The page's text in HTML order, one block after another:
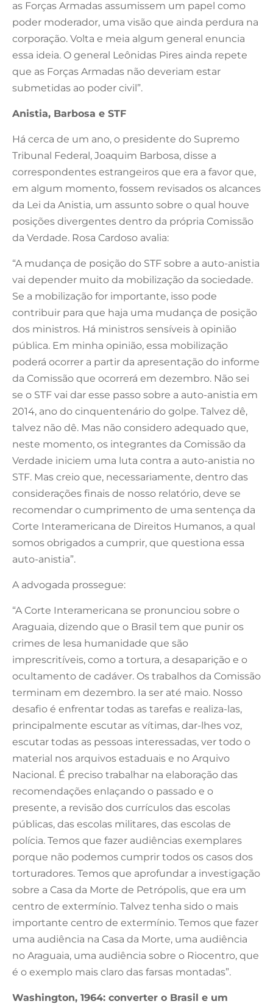
as Forças Armadas assumissem um papel como
poder moderador, uma visão que ainda perdura na
corporação. Volta e meia algum general enuncia
essa ideia. O general Leônidas Pires ainda repete
que as Forças Armadas não deveriam estar
submetidas ao poder civil”.
Anistia, Barbosa e STF
Há cerca de um ano, o presidente do Supremo
Tribunal Federal, Joaquim Barbosa, disse a
correspondentes estrangeiros que era a favor que,
em algum momento, fossem revisados os alcances
da Lei da Anistia, um assunto sobre o qual houve
posições divergentes dentro da própria Comissão
da Verdade. Rosa Cardoso avalia:
“A mudança de posição do STF sobre a auto-anistia
vai depender muito da mobilização da sociedade.
Se a mobilização for importante, isso pode
contribuir para que haja uma mudança de posição
dos ministros. Há ministros sensíveis à opinião
pública. Em minha opinião, essa mobilização
poderá ocorrer a partir da apresentação do informe
da Comissão que ocorrerá em dezembro. Não sei
se o STF vai dar esse passo sobre a auto-anistia em
2014, ano do cinquentenário do golpe. Talvez dê,
talvez não dê. Mas não considero adequado que,
neste momento, os integrantes da Comissão da
Verdade iniciem uma luta contra a auto-anistia no
STF. Mas creio que, necessariamente, dentro das
considerações finais de nosso relatório, deve se
recomendar o cumprimento de uma sentença da
Corte Interamericana de Direitos Humanos, a qual
somos obrigados a cumprir, que questiona essa
auto-anistia”.
A advogada prossegue:
“A Corte Interamericana se pronunciou sobre o
Araguaia, dizendo que o Brasil tem que punir os
crimes de lesa humanidade que são
imprescritíveis, como a tortura, a desaparição e o
ocultamento de cadáver. Os trabalhos da Comissão
terminam em dezembro. Ia ser até maio. Nosso
desafio é enfrentar todas as tarefas e realiza-las,
principalmente escutar as vítimas, dar-lhes voz,
escutar todas as pessoas interessadas, ver todo o
material nos arquivos estaduais e no Arquivo
Nacional. É preciso trabalhar na elaboração das
recomendações enlaçando o passado e o
presente, a revisão dos currículos das escolas
públicas, das escolas militares, das escolas de
polícia. Temos que fazer audiências exemplares
porque não podemos cumprir todos os casos dos
torturadores. Temos que aprofundar a investigação
sobre a Casa da Morte de Petrópolis, que era um
centro de extermínio. Talvez tenha sido o mais
importante centro de extermínio. Temos que fazer
uma audiência na Casa da Morte, uma audiência
no Araguaia, uma audiência sobre o Riocentro, que
é o exemplo mais claro das farsas montadas”.
Washington, 1964: converter o Brasil e um